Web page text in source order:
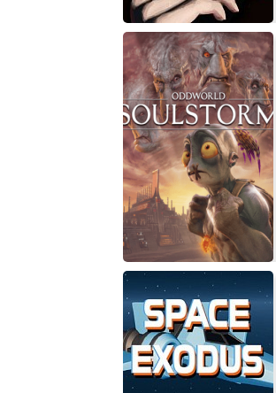
Organ Quarter